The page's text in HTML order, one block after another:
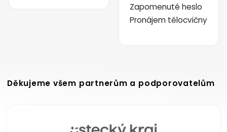
Zapomenuté heslo
Pronájem tělocvičny
Děkujeme všem partnerům a podporovatelům